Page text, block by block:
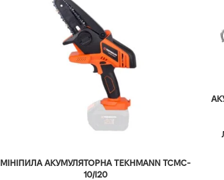
МІНІПИЛА АКУМУЛЯТОРНА TEKHMANN TCMC-
10/I20